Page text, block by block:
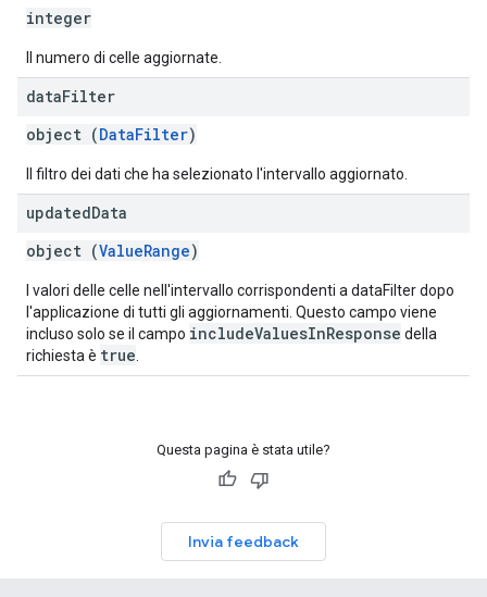
integer
Il numero di celle aggiornate.
dataFilter
object (DataFilter)
Il filtro dei dati che ha selezionato l'intervallo aggiornato.
updatedData
object (ValueRange)
I valori delle celle nell'intervallo corrispondenti a dataFilter dopo
l'applicazione di tutti gli aggiornamenti. Questo campo viene
incluso solo se il campo includeValuesInResponse della
richiesta è true
Questa pagina è stata utile?
Invia feedback